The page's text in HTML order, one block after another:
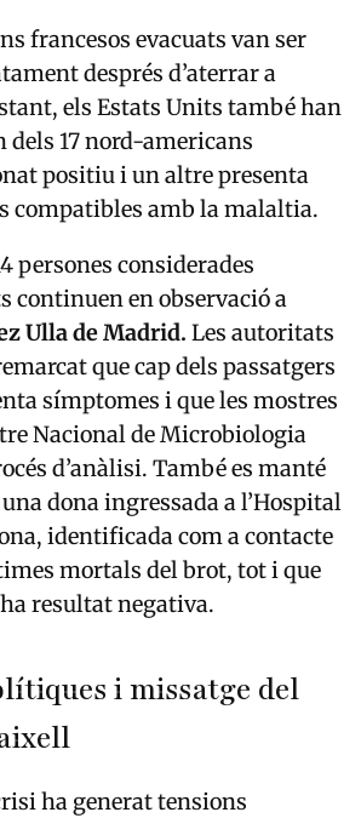
francesos evacuats van ser
després d’aterrar a
els Estats Units també han
17 nord-americans
positiu i un altre presenta
compatibles amb la malaltia.
persones considerades
continuen en observació a
Ulla de Madrid. Les autoritats
que cap dels passatgers
símptomes i que les mostres
Nacional de Microbiologia
d’anàlisi. També es manté
dona ingressada a l’Hospital
identificada com a contacte
mortals del brot, tot i que
resultat negativa.
i missatge del
ha generat tensions